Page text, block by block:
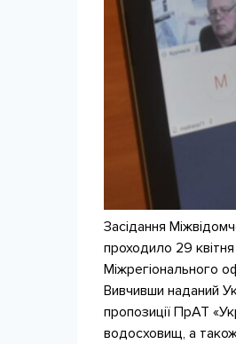
Засідання
проходило 29
Міжрегіонального
Вивчивши наданий
пропозиції ПрАТ
водосховищ, а